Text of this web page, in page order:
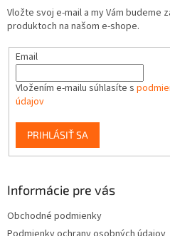
Vložte svoj e-mail a my Vám budeme
produktoch na našom e-shope.
Email
Vložením e-mailu súhlasíte s
údajov
PRIHLÁSIŤ SA
Informácie pre vás
Obchodné podmienky